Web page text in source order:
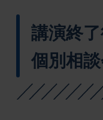
講演終
個別相